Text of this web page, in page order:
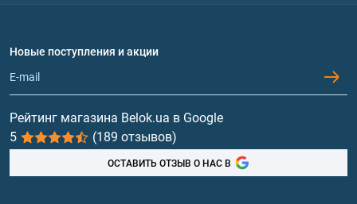
Обмен и возврат
Протеин
Гейнеры
Витамины и минералы
Рыбий жир, жирные кислоты
Новые поступления и акции
Рейтинг магазина Belok.ua в Google
5
(189 отзывов)
ОСТАВИТЬ ОТЗЫВ О НАС В